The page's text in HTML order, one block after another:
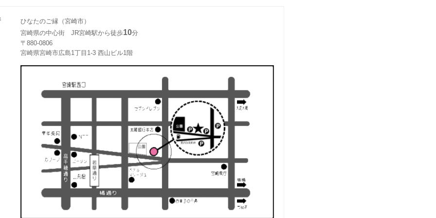
ひなたのご縁（宮崎市）
宮崎県の中心街 JR宮崎駅から徒歩10分
〒880-0806
宮崎県宮崎市広島1丁目1-3 西山ビル1階